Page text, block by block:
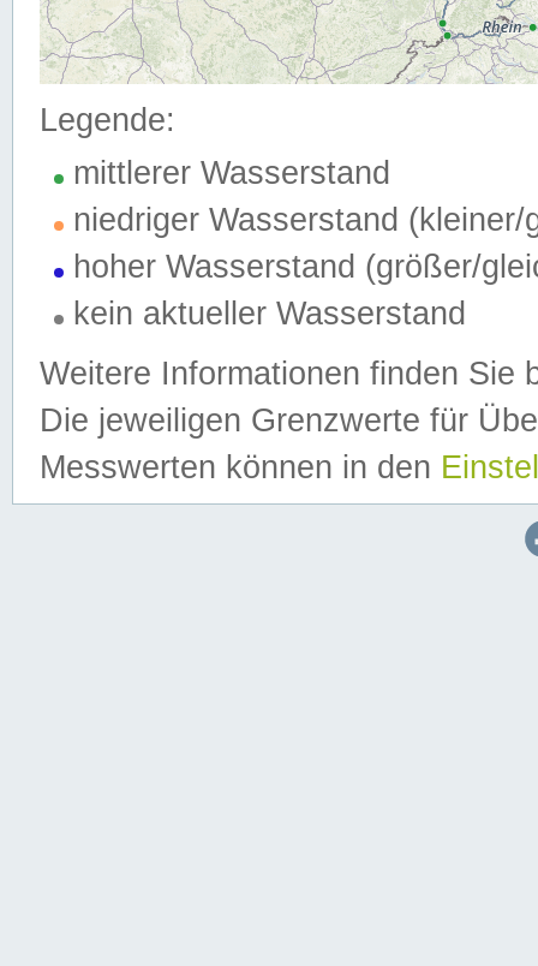
Legende:
mittlerer Wasserstand
niedriger Wasserstand (kleiner/
hoher Wasserstand (größer/
kein aktueller Wasserstand
Weitere Informationen finden Sie
Die jeweiligen Grenzwerte für
Messwerten können in den